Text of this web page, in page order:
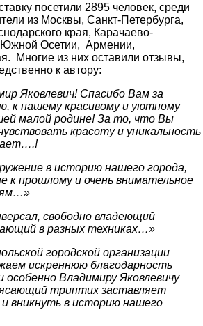
посетили 2895 человек, среди
из Москвы, Санкт-Петербурга,
края, Карачаево-
Южной Осетии, Армении,
Многие из них оставили отзывы,
к автору:
Яковлевич! Спасибо Вам за
к нашему красивому и уютному
малой родине! За то, что Вы
красоту и уникальность
в историю нашего города,
к прошлому и очень внимательное
свободно владеющий
в разных техниках…»
городской организации
искреннюю благодарность
особенно Владимиру Яковлевичу
триптих заставляет
и вникнуть в историю нашего